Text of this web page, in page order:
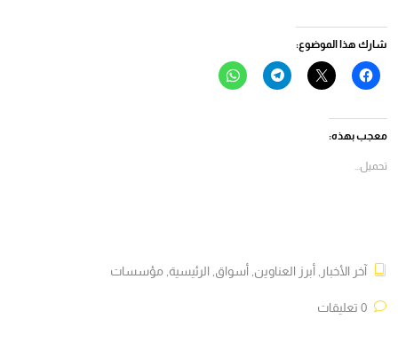
شارك هذا الموضوع:
انقر
للمشاركة
(فتح
في
نافذة
النقر
للمشاركة
انقر
للمشاركة
انقر
للمشاركة
معجب بهذه:
تحميل...
آخر الأخبار أبرز العناوين أسواق الرئيسية مؤسسات